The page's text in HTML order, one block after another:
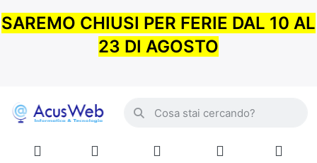
SAREMO CHIUSI PER FERIE DAL 10 AL
23 DI AGOSTO